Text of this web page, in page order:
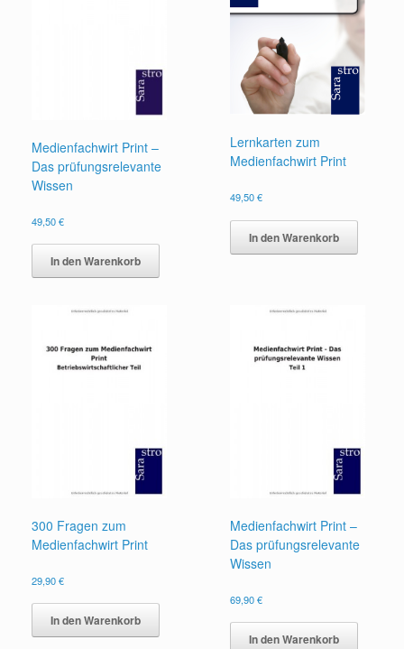
Medienfachwirt Print –
Das prüfungsrelevante
Wissen
49,50€
In den Warenkorb
Lernkarten zum
Medienfachwirt Print
49,50€
In den Warenkorb
300 Fragen zum
Medienfachwirt Print
29,90€
In den Warenkorb
Medienfachwirt Print –
Das prüfungsrelevante
Wissen
69,90€
In den Warenkorb